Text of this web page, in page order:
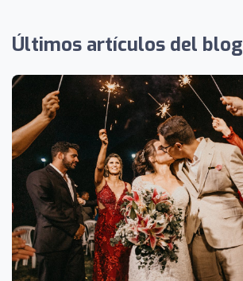
Últimos artículos del blog